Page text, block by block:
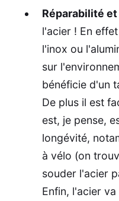
Réparabilité
l'acier ! En
l'inox ou
sur
bénéficie d'un
De plus il est
est, je pense,
longévité,
à vélo (on
souder l'acier
Enfin, l'acier